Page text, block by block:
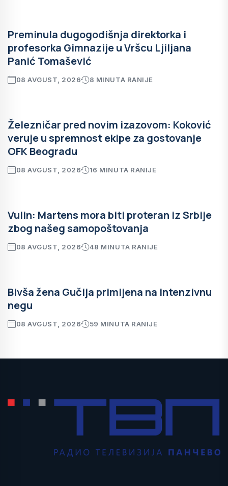
Preminula dugogodišnja direktorka i
profesorka Gimnazije u Vršcu Ljiljana
Panić Tomašević
08 AVGUST, 2026 8 MINUTA RANIJE
Železničar pred novim izazovom: Koković
veruje u spremnost ekipe za gostovanje
OFK Beogradu
08 AVGUST, 2026 16 MINUTA RANIJE
Vulin: Martens mora biti proteran iz Srbije
zbog našeg samopoštovanja
08 AVGUST, 2026 48 MINUTA RANIJE
Bivša žena Gučija primljena na intenzivnu
negu
08 AVGUST, 2026 59 MINUTA RANIJE